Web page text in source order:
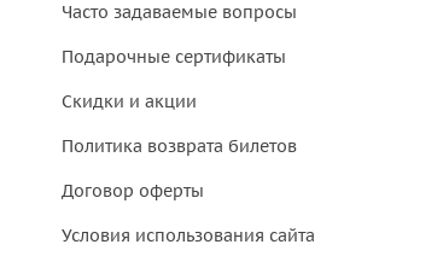
Часто задаваемые вопросы
Подарочные сертификаты
Скидки и акции
Политика возврата билетов
Договор оферты
Условия использования сайта